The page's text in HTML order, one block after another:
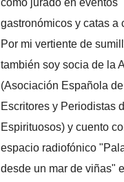
gastronómicos y catas a
Por mi vertiente de
también soy socia de la
(Asociación Española de
Escritores y Periodistas
Espirituosos) y cuento
espacio radiofónico
desde un mar de viñas"